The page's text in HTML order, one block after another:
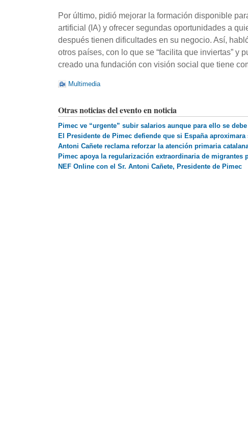
Por último, pidió mejorar la formación disponible
artificial (IA) y ofrecer segundas oportunidades a
después tienen dificultades en su negocio. Así,
otros países, con lo que se “facilita que inviertas” y
creado una fundación con visión social que tiene
Multimedia
Otras noticias del evento en noticia
Pimec ve “urgente” subir salarios aunque para ello se
El Presidente de Pimec defiende que si España
Antoni Cañete reclama reforzar la atención primaria
Pimec apoya la regularización extraordinaria de migrantes
NEF Online con el Sr. Antoni Cañete, Presidente de Pimec